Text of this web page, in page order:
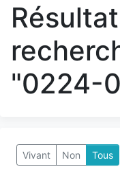
"0224-
Vivant Non Tous